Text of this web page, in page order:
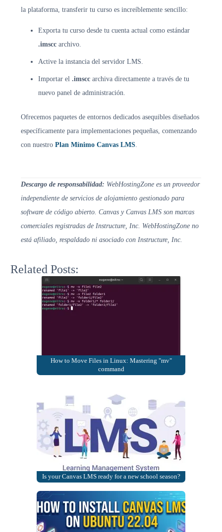
la plataforma, transferir tu curso es increíblemente sencillo:
Exporta tu curso desde tu cuenta actual como estándar
.imscc archivo.
Active la instancia del servidor LMS.
Importar el .imscc archiva directamente a través de tu
nuevo panel de administración.
Ofrecemos paquetes de entornos dedicados asequibles diseñados
específicamente para implementaciones pequeñas, comenzando
con nuestro Plan Mínimo Canvas LMS.
Descargo de responsabilidad: WebHostingZone es un proveedor
independiente de servicios de alojamiento gestionado para
software de código abierto. Canvas y Canvas LMS son marcas
comerciales registradas de Instructure, Inc. WebHostingZone no
está afiliado, respaldado ni asociado con Instructure, Inc.
Related Posts:
How to Move Files in Linux: Mastering "mv"
command
Is your Canvas LMS ready for a new school season?